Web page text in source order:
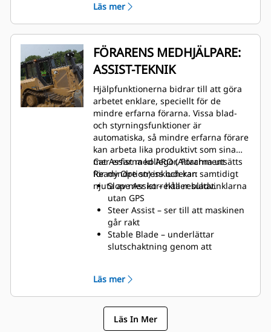
distans, vilket sparar tid på
servicesamtal.
Plattform med skyddsräcke gör
tankning och påfyllning av DEF
(Diesel Exhaust Fluid) säker och
bekväm.
Reverserad hydraulisk behovsstyrd
fläkt hjälper till att avlägsna smuts
medan du arbetar, vilket sparar tid
för rengöring och underhåll.
Förhöjt drivhjul gör rengöring
enklare och ger smidig, modulär
service.
LED-lampor med längre livslängd
hjälper dig att spara tid och
pengar.
Enkel åtkomst utan verktyg under
förarhyttens golv vid behov.
Förarhytten kan tas bort på
omkring 30 minuter.
Läs mer
FÖRARENS MEDHJÄLPARE:
ASSIST-TEKNIK
Hjälpfunktionerna bidrar till att göra
arbetet enklare, speciellt för de
mindre erfarna förarna. Vissa blad-
och styrningsfunktioner är
automatiska, så mindre erfarna förare
kan arbeta lika produktivt som sina
mer erfarna kollegor. Förarna utsätts
för mindre stress och kan samtidigt
njuta av mer korrekta resultat.
Cat Assist med ARO (Attachment
Ready Option) inkluderar:
Slope Assist – håller bladvinklarna
utan GPS
Steer Assist – ser till att maskinen
går rakt
Stable Blade – underlättar
slutschaktning genom att
känslighet
Traction Control – ger mindre
bandslirning för att minimera
slitaget*
Läs mer
Läs In Mer